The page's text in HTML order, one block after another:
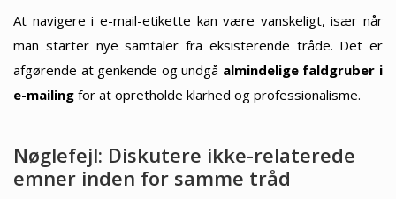
At navigere i e-mail-etikette kan være vanskeligt, især når
man starter nye samtaler fra eksisterende tråde. Det er
afgørende at genkende og undgå almindelige faldgruber i
e-mailing for at opretholde klarhed og professionalisme.
Nøglefejl: Diskutere ikke-relaterede
emner inden for samme tråd